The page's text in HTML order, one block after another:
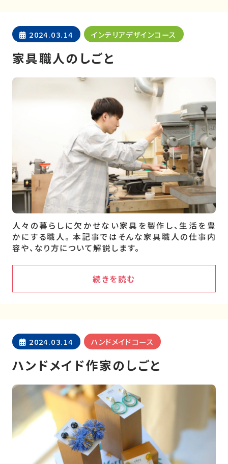
2024.03.14 インテリアデザインコース
家具職人のしごと
人々の暮らしに欠かせない家具を製作し、生活を豊
かにする職人。 本記事ではそんな家具職人の仕事内
容や、なり方について解説します。
続きを読む
2024.03.14 ハンドメイドコース
ハンドメイド作家のしごと